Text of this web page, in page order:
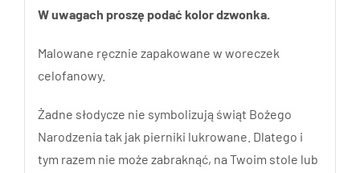
W uwagach proszę podać kolor dzwonka.
Malowane ręcznie zapakowane w woreczek
celofanowy.
Żadne słodycze nie symbolizują świąt Bożego
Narodzenia tak jak pierniki lukrowane. Dlatego i
tym razem nie może zabraknąć, na Twoim stole lub